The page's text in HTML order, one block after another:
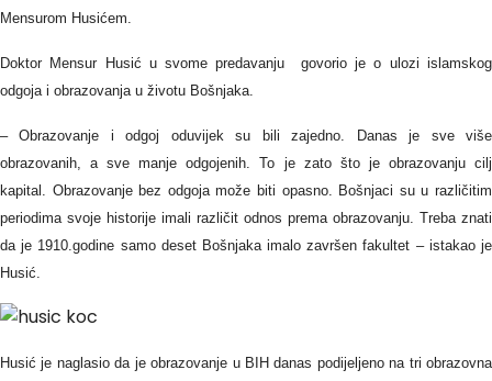
Mensurom Husićem.
Doktor Mensur Husić u svome predavanju govorio je o ulozi islamskog
odgoja i obrazovanja u životu Bošnjaka.
– Obrazovanje i odgoj oduvijek su bili zajedno. Danas je sve više
obrazovanih, a sve manje odgojenih. To je zato što je obrazovanju cilj
kapital. Obrazovanje bez odgoja može biti opasno. Bošnjaci su u različitim
periodima svoje historije imali različit odnos prema obrazovanju. Treba znati
da je 1910.godine samo deset Bošnjaka imalo završen fakultet – istakao je
Husić.
Husić je naglasio da je obrazovanje u BIH danas podijeljeno na tri obrazovna